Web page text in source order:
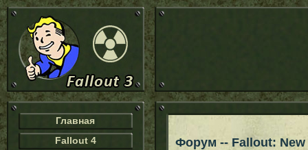
Главная
Fallout 4
Форум -- Fallout: New